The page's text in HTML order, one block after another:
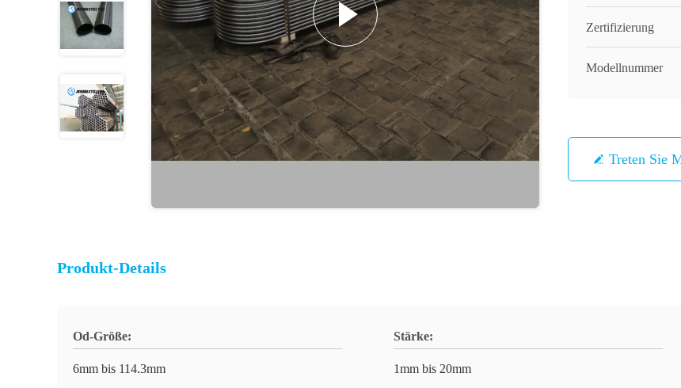
Zertifizierung
Modellnummer
Treten Sie
Produkt-Details
Od-Größe:
6mm bis 114.3mm
Stärke:
1mm bis 20mm